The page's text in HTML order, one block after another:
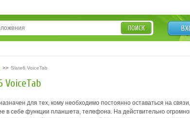
ПОИСК
>> Slate6 VoiceTab
VoiceTab
для тех, кому необходимо постоянно оставаться на
в себе функции планшета, телефона. На действительно